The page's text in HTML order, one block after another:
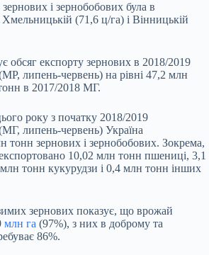
і зернобобових була в
(71,6 ц/га) і Вінницькій
обсяг експорту зернових в 2018/2019
липень-червень) на рівні 47,2 млн
в 2017/2018 МГ.
року з початку 2018/2019
липень-червень) Україна
тонн зернових і зернобобових. Зокрема,
10,02 млн тонн пшениці, 3,1
тонн кукурудзи і 0,4 млн тонн інших
зернових показує, що врожай
млн га (97%), з них в доброму та
86%.